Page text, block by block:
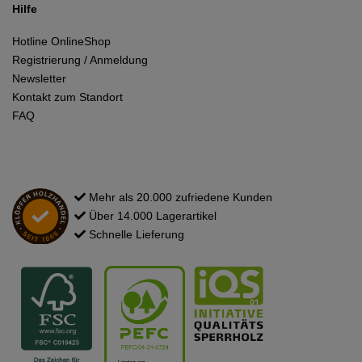
Hilfe
Hotline OnlineShop
Registrierung / Anmeldung
Newsletter
Kontakt zum Standort
FAQ
Mehr als 20.000 zufriedene Kunden
Über 14.000 Lagerartikel
Schnelle Lieferung